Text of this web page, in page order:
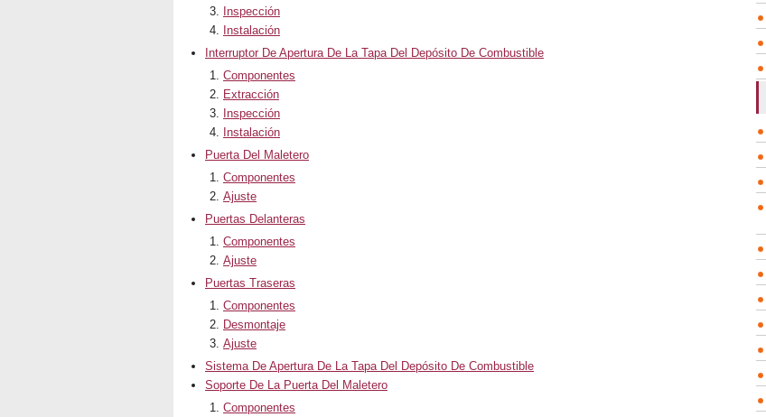
Inspección
Instalación
Interruptor De Apertura De La Tapa Del Depósito De Combustible
Componentes
Extracción
Inspección
Instalación
Puerta Del Maletero
Componentes
Ajuste
Puertas Delanteras
Componentes
Ajuste
Puertas Traseras
Componentes
Desmontaje
Ajuste
Sistema De Apertura De La Tapa Del Depósito De Combustible
Soporte De La Puerta Del Maletero
Componentes